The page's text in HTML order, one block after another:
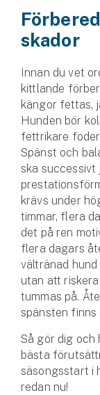
skador
Innan du vet
kittlande
kängor fettas,
Hunden bör
fettrikare
Spänst och
ska successivt
krävs under
timmar, flera
det på ren
flera dagars
vältränad
utan att
tummas på.
spänsten finns
Så gör dig och
bästa
säsongsstart i
redan nu!